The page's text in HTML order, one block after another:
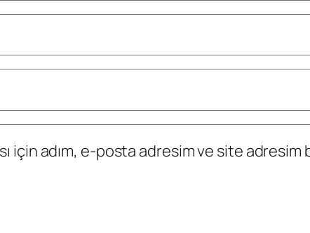
için adım, e-posta adresim ve site adresim